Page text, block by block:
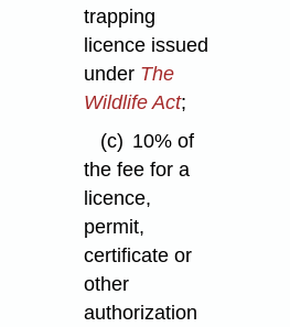
trapping
licence issued
under The
Wildlife Act;
(c) 10% of
the fee for a
licence,
permit,
certificate or
other
authorization